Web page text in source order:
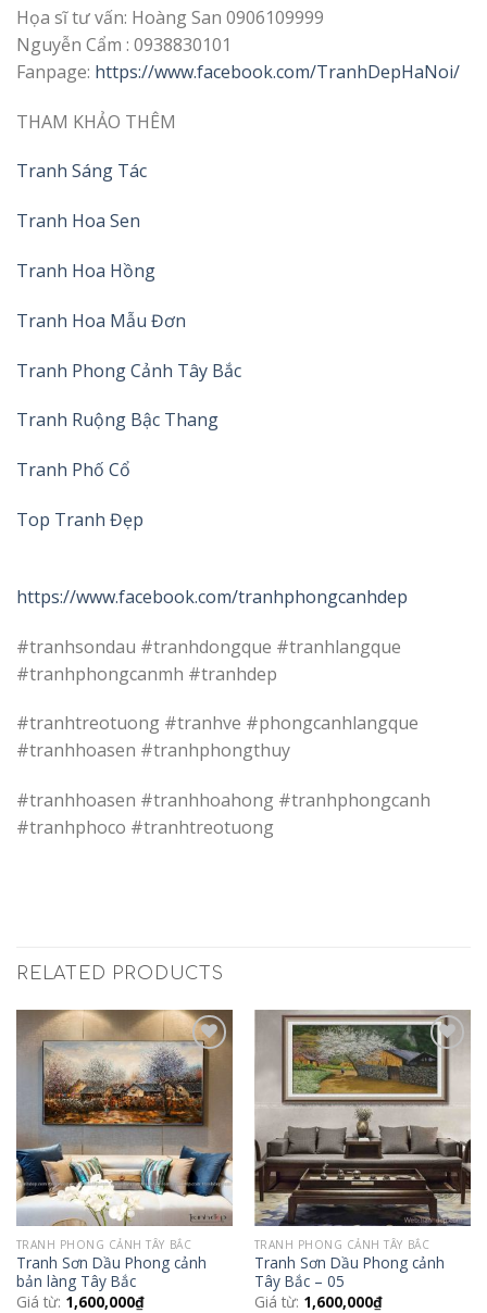
Họa sĩ tư vấn: Hoàng San 0906109999
Nguyễn Cẩm : 0938830101
Fanpage: https://www.facebook.com/TranhDepHaNoi/
THAM KHẢO THÊM
Tranh Sáng Tác
Tranh Hoa Sen
Tranh Hoa Hồng
Tranh Hoa Mẫu Đơn
Tranh Phong Cảnh Tây Bắc
Tranh Ruộng Bậc Thang
Tranh Phố Cổ
Top Tranh Đẹp
https://www.facebook.com/tranhphongcanhdep
#tranhsondau #tranhdongque #tranhlangque
#tranhphongcanmh #tranhdep
#tranhtreotuong #tranhve #phongcanhlangque
#tranhhoasen #tranhphongthuy
#tranhhoasen #tranhhoahong #tranhphongcanh
#tranhphoco #tranhtreotuong
RELATED PRODUCTS
Add to
Wishlist
TRANH PHONG CẢNH TÂY BẮC
Tranh Sơn Dầu Phong cảnh
bản làng Tây Bắc
Giá từ: 1,600,000₫
Add to
Wishlist
TRANH PHONG CẢNH TÂY BẮC
Tranh Sơn Dầu Phong cảnh
Tây Bắc – 05
Giá từ: 1,600,000₫